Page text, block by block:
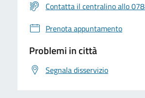
Contatta il centralino allo
Prenota appuntamento
Problemi in città
Segnala disservizio